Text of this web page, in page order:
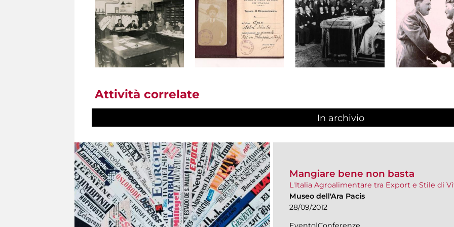
Attività correlate
In archivio
Mangiare bene non basta
L'Italia Agroalimentare tra Export e Stile di
Museo dell'Ara Pacis
28/09/2012